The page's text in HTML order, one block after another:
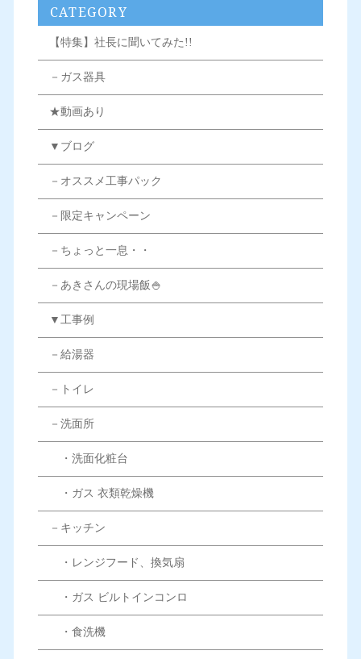
CATEGORY
【特集】社長に聞いてみた!!
－ガス器具
★動画あり
▼ブログ
－オススメ工事パック
－限定キャンペーン
－ちょっと一息・・
－あきさんの現場飯🍚
▼工事例
－給湯器
－トイレ
－洗面所
・洗面化粧台
・ガス 衣類乾燥機
－キッチン
・レンジフード、換気扇
・ガス ビルトインコンロ
・食洗機